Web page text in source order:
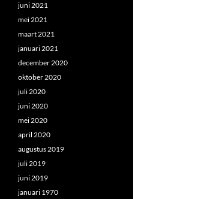
juni 2021
mei 2021
maart 2021
januari 2021
december 2020
oktober 2020
juli 2020
juni 2020
mei 2020
april 2020
augustus 2019
juli 2019
juni 2019
januari 1970